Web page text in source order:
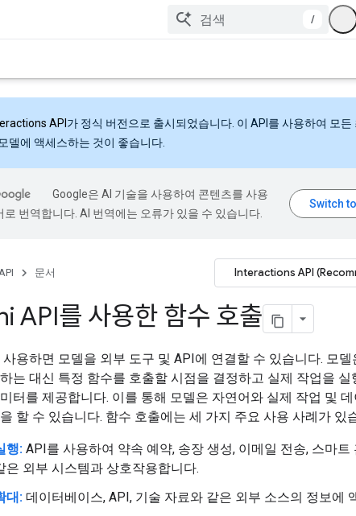
/
API 가 정식 버전으로 출시되었습니다. 이 API를 사용하여 모든
델에 액세스하는 것이 좋습니다.
Google은 AI 기술을 사용하여 콘텐츠를 사용
로 번역합니다. AI 번역에는 오류가 있을 수 있습니다.
문서 Interactions API
API를 사용한 함수 호출
용하면 모델을 외부 도구 및 API에 연결할 수 있습니다. 모델
는 대신 특정 함수를 호출할 시점을 결정하고 실제 작업을 실
터를 제공합니다. 이를 통해 모델은 자연어와 실제 작업 및
할 수 있습니다. 함수 호출에는 세 가지 주요 사용 사례가 있
행: API를 사용하여 약속 예약, 송장 생성, 이메일 전송, 스마트
은 외부 시스템과 상호작용합니다.
대: 데이터베이스, API, 기술 자료와 같은 외부 소스의 정보에